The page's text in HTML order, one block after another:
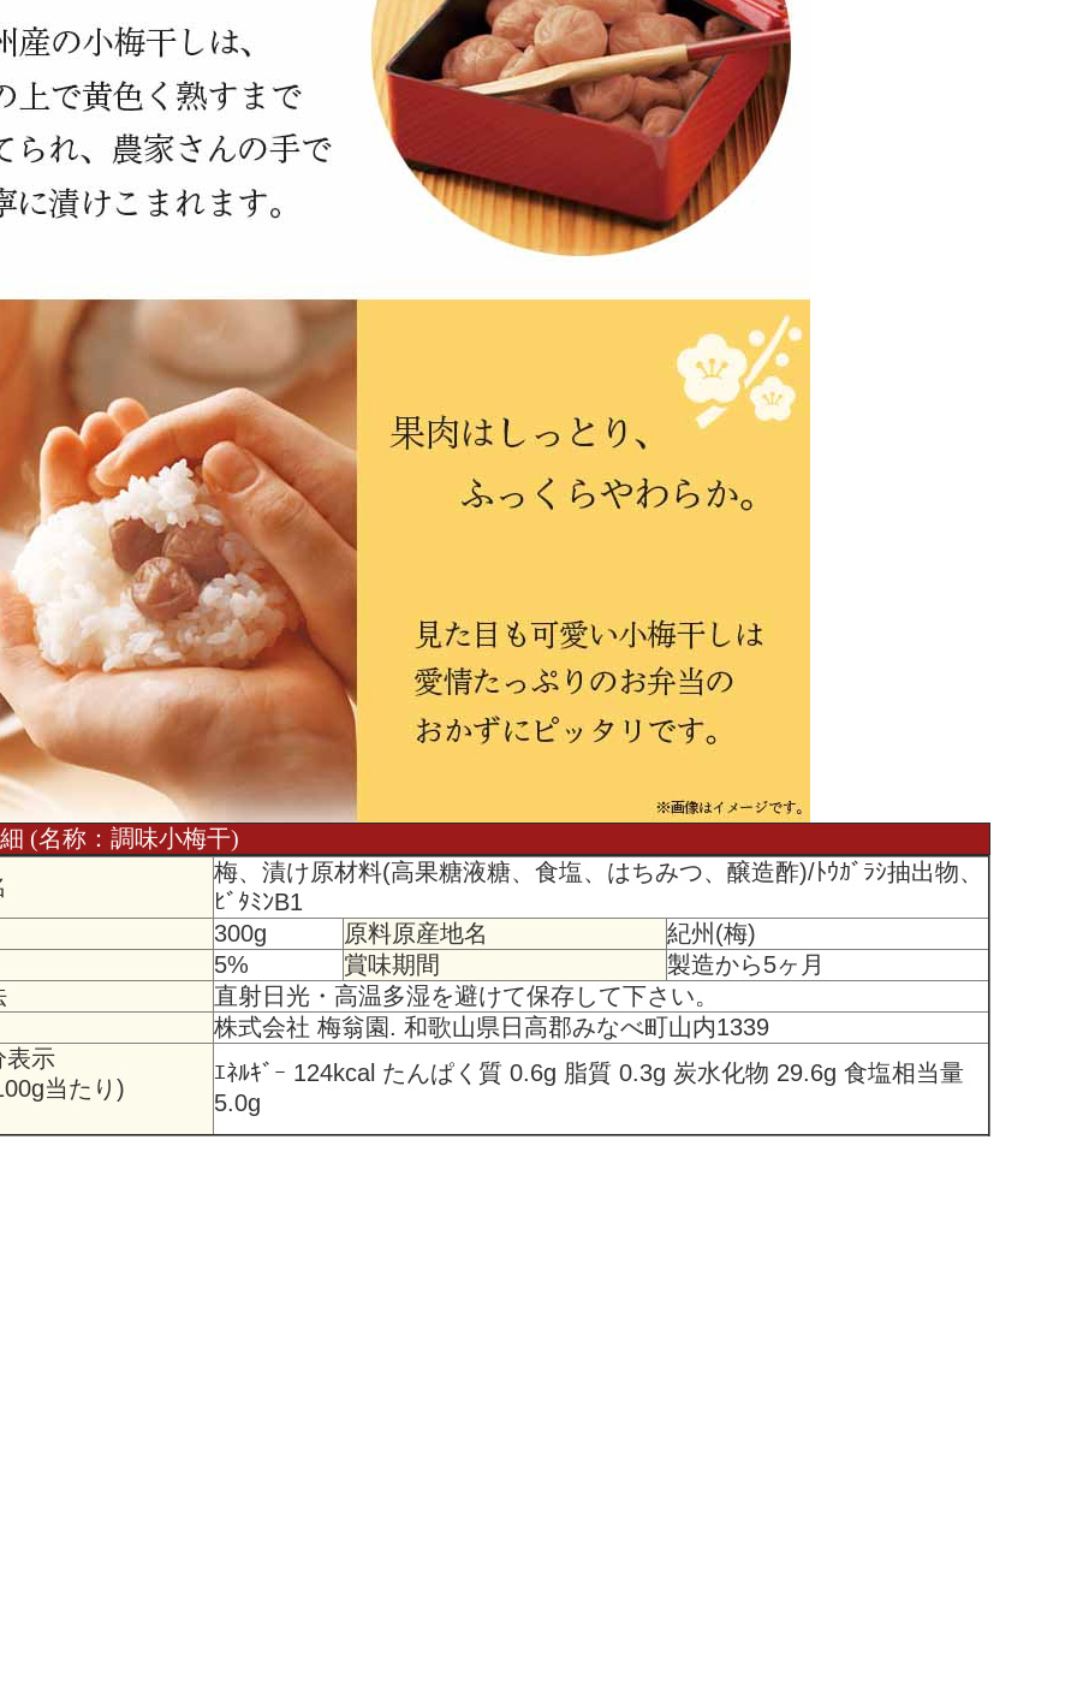
(名称：調味小梅干)
梅、漬け原材料(高果糖液糖、食塩、はちみつ、醸造酢)/ﾄｳｶﾞﾗｼ抽出物、
ﾋﾞﾀﾐﾝB1
300g
原料原産地名
紀州(梅)
5%
賞味期間
製造から5ヶ月
直射日光・高温多湿を避けて保存して下さい。
株式会社 梅翁園. 和歌山県日高郡みなべ町山内1339
表示
当たり)
ｴﾈﾙｷﾞｰ 124kcal たんぱく質 0.6g 脂質 0.3g 炭水化物 29.6g 食塩相当量
5.0g